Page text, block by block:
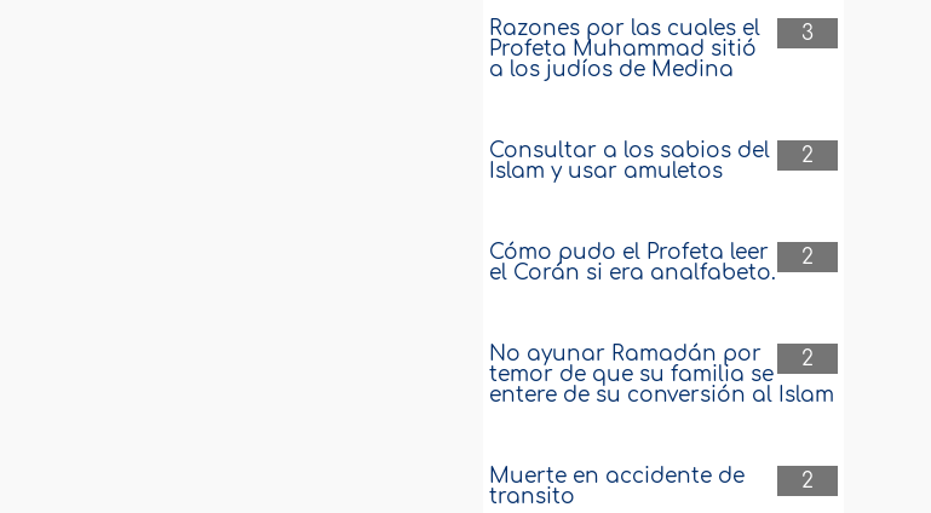
3
Razones por las cuales el
Profeta Muhammad sitió
a los judíos de Medina
2
Consultar a los sabios del
Islam y usar amuletos
2
Cómo pudo el Profeta leer
el Corán si era analfabeto.
2
No ayunar Ramadán por
temor de que su familia se
entere de su conversión al Islam
2
Muerte en accidente de
transito